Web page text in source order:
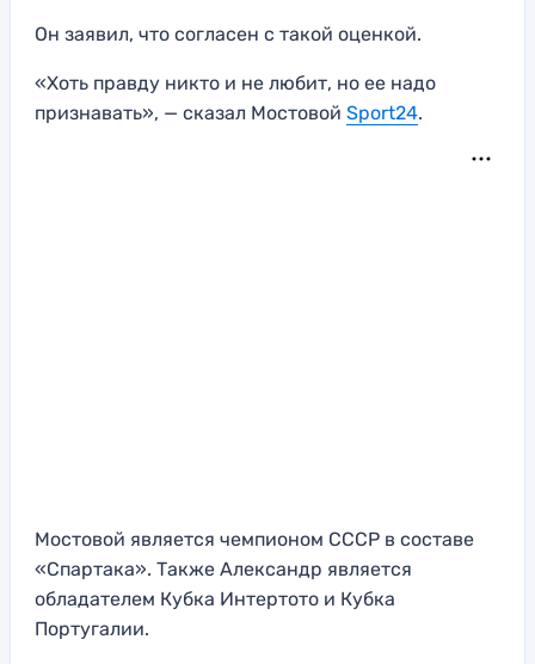
Он заявил, что согласен с такой оценкой.
«Хоть правду никто и не любит, но ее надо
признавать», — сказал Мостовой Sport24.
Мостовой является чемпионом СССР в составе
«Спартака». Также Александр является
обладателем Кубка Интертото и Кубка
Португалии.